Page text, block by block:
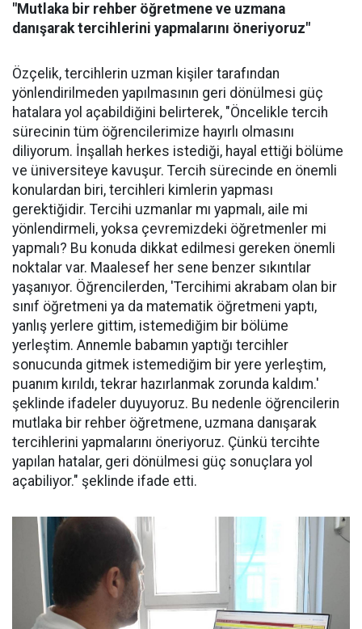
"Mutlaka bir rehber öğretmene ve uzmana
danışarak tercihlerini yapmalarını öneriyoruz"
Özçelik, tercihlerin uzman kişiler tarafından
yönlendirilmeden yapılmasının geri dönülmesi güç
hatalara yol açabildiğini belirterek, "Öncelikle tercih
sürecinin tüm öğrencilerimize hayırlı olmasını
diliyorum. İnşallah herkes istediği, hayal ettiği bölüme
ve üniversiteye kavuşur. Tercih sürecinde en önemli
konulardan biri, tercihleri kimlerin yapması
gerektiğidir. Tercihi uzmanlar mı yapmalı, aile mi
yönlendirmeli, yoksa çevremizdeki öğretmenler mi
yapmalı? Bu konuda dikkat edilmesi gereken önemli
noktalar var. Maalesef her sene benzer sıkıntılar
yaşanıyor. Öğrencilerden, 'Tercihimi akrabam olan bir
sınıf öğretmeni ya da matematik öğretmeni yaptı,
yanlış yerlere gittim, istemediğim bir bölüme
yerleştim. Annemle babamın yaptığı tercihler
sonucunda gitmek istemediğim bir yere yerleştim,
puanım kırıldı, tekrar hazırlanmak zorunda kaldım.'
şeklinde ifadeler duyuyoruz. Bu nedenle öğrencilerin
mutlaka bir rehber öğretmene, uzmana danışarak
tercihlerini yapmalarını öneriyoruz. Çünkü tercihte
yapılan hatalar, geri dönülmesi güç sonuçlara yol
açabiliyor." şeklinde ifade etti.